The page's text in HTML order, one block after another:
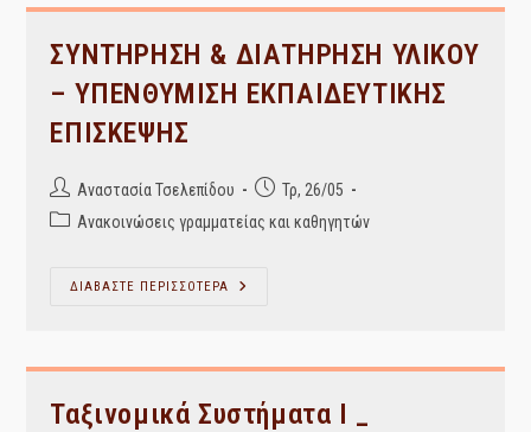
Καταθετήρια
ΣΥΝΤΗΡΗΣΗ & ΔΙΑΤΗΡΗΣΗ ΥΛΙΚΟΥ
– ΥΠΕΝΘΥΜΙΣΗ ΕΚΠΑΙΔΕΥΤΙΚΗΣ
ΕΠΙΣΚΕΨΗΣ
Post
author:
Αναστασία Τσελεπίδου
Post
published:
Τρ, 26/05
PostΑνακοινώσεις γραμματείας και καθηγητών
ΔΙΑΒΑΣΤΕ ΠΕΡΙΣΣΟΤΕΡΑ
ΣΥΝΤΗΡΗΣΗ
ΥΠΕΝΘΥΜΙΣΗ
ΕΠΙΣΚΕΨΗΣ
Ταξινομικά Συστήματα Ι _